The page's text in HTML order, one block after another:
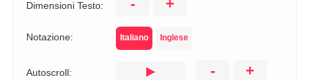
Dimensioni Testo: - +
Notazione: Italiano Inglese
Autoscroll: - +